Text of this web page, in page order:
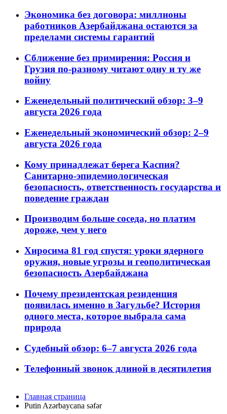
Экономика без договора: миллионы
работников Азербайджана остаются за
пределами системы гарантий
Сближение без примирения: Россия и
Грузия по-разному читают одну и ту же
войну
Еженедельный политический обзор: 3–9
августа 2026 года
Еженедельный экономический обзор: 2–9
августа 2026 года
Кому принадлежат берега Каспия?
Санитарно-эпидемиологическая
безопасность, ответственность государства и
поведение граждан
Производим больше соседа, но платим
дороже, чем у него
Хиросима 81 год спустя: уроки ядерного
оружия, новые угрозы и геополитическая
безопасность Азербайджана
Почему президентская резиденция
появилась именно в Загульбе? История
одного места, которое выбрала сама
природа
Судебный обзор: 6–7 августа 2026 года
Телефонный звонок длиной в десятилетия
Главная страница
Putin Azərbaycana səfər